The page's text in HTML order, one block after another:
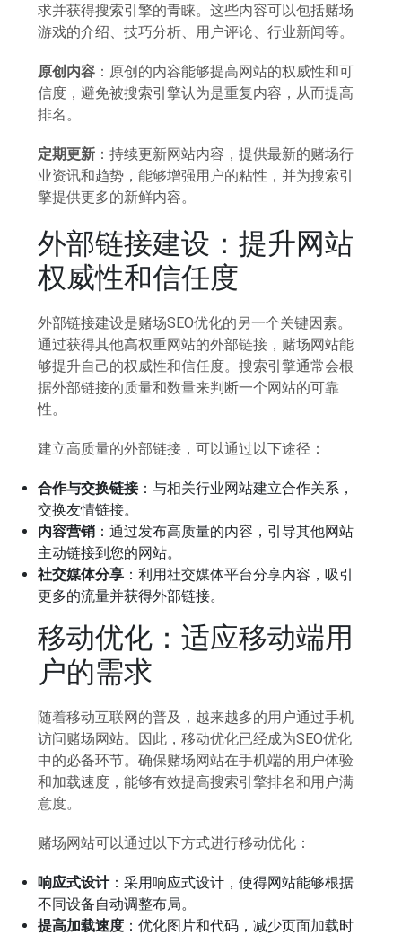
求并获得搜索引擎的青睐。这些内容可以包括赌场
游戏的介绍、技巧分析、用户评论、行业新闻等。
原创内容 ：原创的内容能够提高网站的权威性和可
信度，避免被搜索引擎认为是重复内容，从而提高
排名。
定期更新 ：持续更新网站内容，提供最新的赌场行
业资讯和趋势，能够增强用户的粘性，并为搜索引
擎提供更多的新鲜内容。
外部链接建设：提升网站
权威性和信任度
外部链接建设是赌场SEO优化的另一个关键因素。
通过获得其他高权重网站的外部链接，赌场网站能
够提升自己的权威性和信任度。搜索引擎通常会根
据外部链接的质量和数量来判断一个网站的可靠
性。
建立高质量的外部链接，可以通过以下途径：
合作与交换链接：与相关行业网站建立合作关系，
交换友情链接。
内容营销 ：通过发布高质量的内容，引导其他网站
主动链接到您的网站。
社交媒体分享 ：利用社交媒体平台分享内容，吸引
更多的流量并获得外部链接。
移动优化：适应移动端用
户的需求
随着移动互联网的普及，越来越多的用户通过手机
访问赌场网站。因此，移动优化已经成为SEO优化
中的必备环节。确保赌场网站在手机端的用户体验
和加载速度，能够有效提高搜索引擎排名和用户满
意度。
赌场网站可以通过以下方式进行移动优化：
响应式设计：采用响应式设计，使得网站能够根据
不同设备自动调整布局。
提高加载速度 ：优化图片和代码，减少页面加载时